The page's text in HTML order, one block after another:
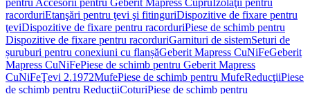
pentru Accesorii pentru Geberit Mapress CupruIzolaţii pentru
racorduriEtanşări pentru ţevi şi fitinguriDispozitive de fixare pentru
ţeviDispozitive de fixare pentru racorduriPiese de schimb pentru
Dispozitive de fixare pentru racorduriGarnituri de sistemSeturi de
șuruburi pentru conexiuni cu flanșăGeberit Mapress CuNiFeGeberit
Mapress CuNiFePiese de schimb pentru Geberit Mapress
CuNiFeŢevi 2.1972MufePiese de schimb pentru MufeReducţiiPiese
de schimb pentru ReducţiiCoturiPiese de schimb pentru